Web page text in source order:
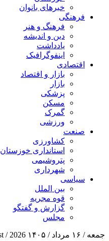
خبرهای بانوان
فرهنگی
فرهنگ و هنر
دین و اندیشه
یادداشت
اینفوگرافیک
اقتصادی
بازار و اقتصاد
بازار
پزشکی
مسکن
گمرک
ورزشی
صنعت
کشاورزی
استانداری خوزستان
پتروشیمی
شهرداری
سیاسی
بین الملل
قوه مجریه
گزارش و گفتگو
مجلس
جمعه / ۱۶ مرداد / ۱۴۰۵
/ 2026